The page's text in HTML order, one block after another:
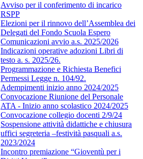
Avviso per il conferimento di incarico
RSPP
Elezioni per il rinnovo dell’Assemblea dei
Delegati del Fondo Scuola Espero
Comunicazioni avvio a.s. 2025/2026
Indicazioni operative adozioni Libri di
testo a. s. 2025/26.
Programmazione e Richiesta Benefici
Permessi Legge n. 104/92.
Adempimenti inizio anno 2024/2025
Convocazione Riunione del Personale
ATA - Inizio anno scolastico 2024/2025
Convocazione collegio docenti 2/9/24
Sospensione attività didattiche e chiusura
uffici segreteria –festività pasquali a.s.
2023/2024
Incontro premiazione “Gioventù per i